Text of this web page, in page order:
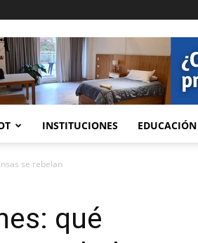
INSTITUCIONES EDUCACIÓN
se rebelan
qué